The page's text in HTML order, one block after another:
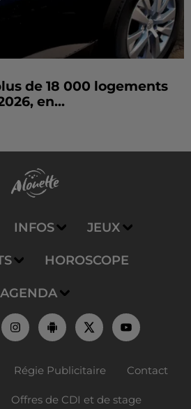
de 18 000 logements
en...
INFOS JEUX
HOROSCOPE
AGENDA
Régie Publicitaire Contact
Offres de CDI et de stage